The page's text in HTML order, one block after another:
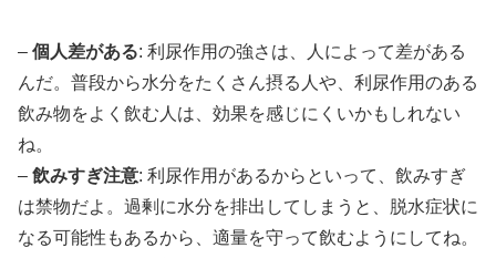
– 個人差がある: 利尿作用の強さは、人によって差がある
んだ。普段から水分をたくさん摂る人や、利尿作用のある
飲み物をよく飲む人は、効果を感じにくいかもしれない
ね。
– 飲みすぎ注意: 利尿作用があるからといって、飲みすぎ
は禁物だよ。過剰に水分を排出してしまうと、脱水症状に
なる可能性もあるから、適量を守って飲むようにしてね。